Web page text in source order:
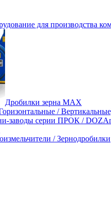
для производства
Дробилки зерна МАХ
/
заводы серии ПРОК /
/ Зернодробилки